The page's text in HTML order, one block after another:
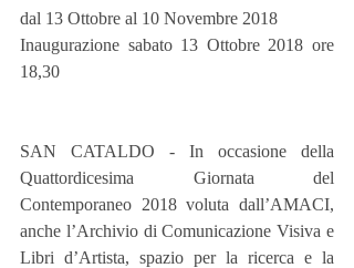
dal 13 Ottobre al 10 Novembre 2018
Inaugurazione sabato 13 Ottobre 2018 ore
18,30
SAN CATALDO - In occasione della
Quattordicesima Giornata del
Contemporaneo 2018 voluta dall’AMACI,
anche l’Archivio di Comunicazione Visiva e
Libri d’Artista, spazio per la ricerca e la